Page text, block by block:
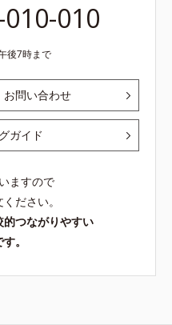
010
後7時まで
お問い合わせ
ガイド
ますので
ださい。
つながりやすい
。